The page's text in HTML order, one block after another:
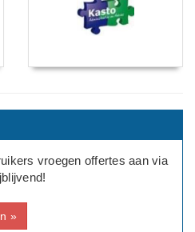
vroegen offertes aan via
»